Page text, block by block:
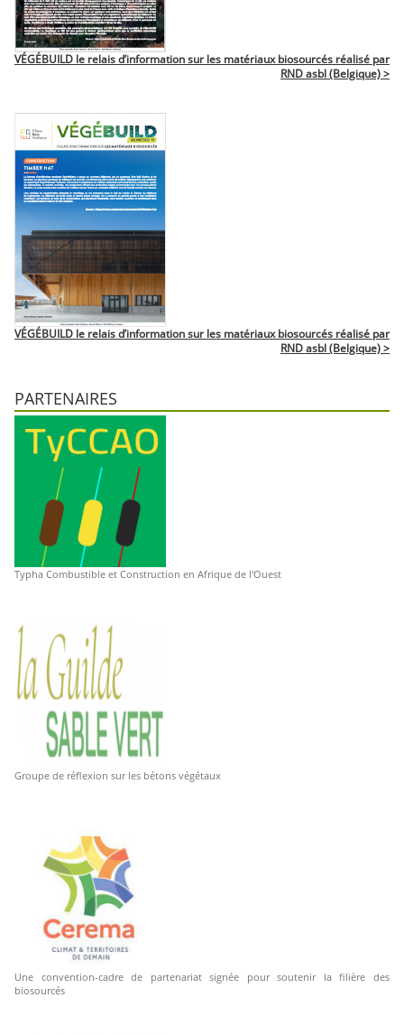
VÉGÉBUILD le relais d’information sur les matériaux biosourcés réalisé par
RND asbl (Belgique) >
VÉGÉBUILD le relais d’information sur les matériaux biosourcés réalisé par
RND asbl (Belgique) >
PARTENAIRES
Typha Combustible et Construction en Afrique de l'Ouest
Groupe de réflexion sur les bétons végétaux
Une convention-cadre de partenariat signée pour soutenir la filière des
biosourcés